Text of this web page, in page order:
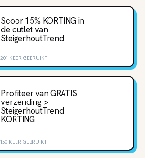
Scoor 15% KORTING in
de outlet van
SteigerhoutTrend
201 KEER GEBRUIKT
Profiteer van GRATIS
verzending >
SteigerhoutTrend
KORTING
150 KEER GEBRUIKT